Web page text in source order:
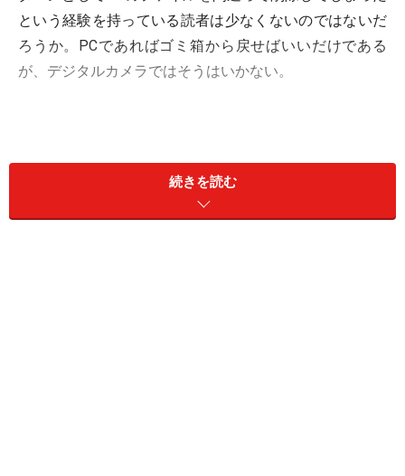
という経験を持っている読者は少なくないのではないだ
ろうか。PCであればゴミ箱から戻せばいいだけである
が、デジタルカメラではそうはいかない。
続きを読む